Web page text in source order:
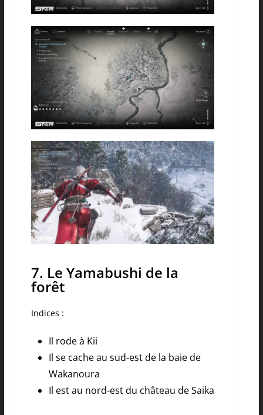
7. Le Yamabushi de la
forêt
Indices :
Il rode à Kii
Il se cache au sud-est de la baie de
Wakanoura
Il est au nord-est du château de Saika